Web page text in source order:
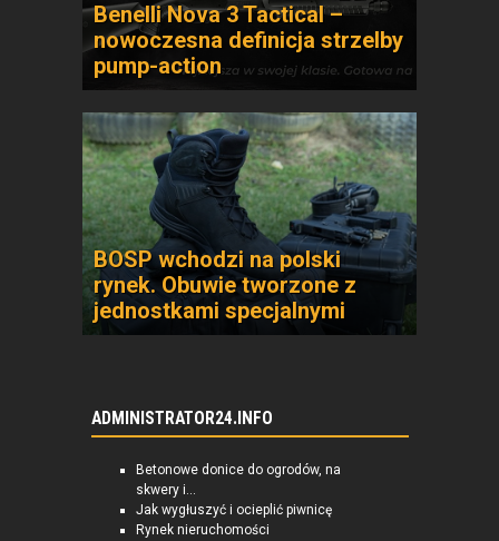
Benelli Nova 3 Tactical –
nowoczesna definicja strzelby
pump-action
BOSP wchodzi na polski
rynek. Obuwie tworzone z
jednostkami specjalnymi
ADMINISTRATOR24.INFO
Betonowe donice do ogrodów, na
skwery i...
Jak wygłuszyć i ocieplić piwnicę
Rynek nieruchomości